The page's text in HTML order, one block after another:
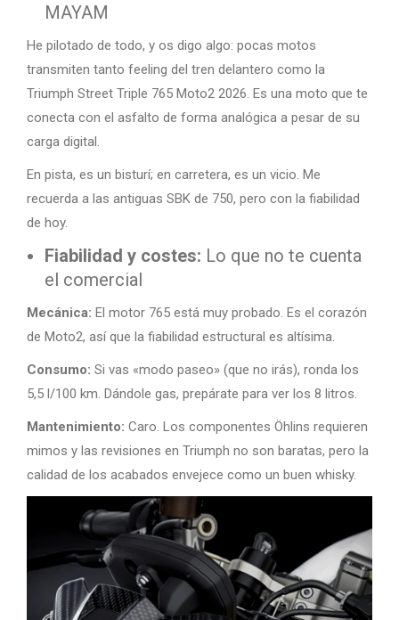
MAYAM
He pilotado de todo, y os digo algo: pocas motos
transmiten tanto feeling del tren delantero como la
Triumph Street Triple 765 Moto2 2026. Es una moto que te
conecta con el asfalto de forma analógica a pesar de su
carga digital.
En pista, es un bisturí; en carretera, es un vicio. Me
recuerda a las antiguas SBK de 750, pero con la fiabilidad
de hoy.
Fiabilidad y costes: Lo que no te cuenta
el comercial
Mecánica: El motor 765 está muy probado. Es el corazón
de Moto2, así que la fiabilidad estructural es altísima.
Consumo: Si vas «modo paseo» (que no irás), ronda los
5,5 l/100 km. Dándole gas, prepárate para ver los 8 litros.
Mantenimiento: Caro. Los componentes Öhlins requieren
mimos y las revisiones en Triumph no son baratas, pero la
calidad de los acabados envejece como un buen whisky.